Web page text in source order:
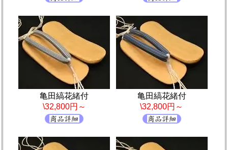
亀田縞花緒付
\32,800円～
亀田縞花緒付
\32,800円～